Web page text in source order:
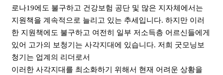
로나19에도 불구하고 건강보험 공단 및 많은 지자체에서는
지원책을 계속적으로 늘리고 있는 추세입니다. 하지만 이러
한 지원책에도 불구하고 여전히 일부 저소득층 어르신들에게
있어 고가의 보청기는 사각지대에 있습니다. 저희 굿모닝보
청기는 업계의 리더로서
이러한 사각지대를 최소화하기 위해서 현재 어려운 상황을